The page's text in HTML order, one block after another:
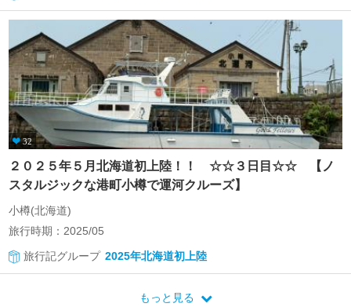
32
２０２５年５月北海道初上陸！！ ☆☆３日目☆☆ 【ノ
スタルジックな港町小樽で運河クルーズ】
小樽(北海道)
旅行時期：2025/05
旅行記グループ 2025年北海道初上陸
もっと見る